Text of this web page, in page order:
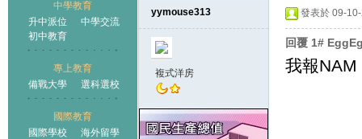
中學教育
升中派位
中學交流
初中教育
專上教育
備戰大學
選科選校
國際教育
國際學校
海外留學
yymouse313
複式洋房
發表於 09-
回覆 1#
我報NAM